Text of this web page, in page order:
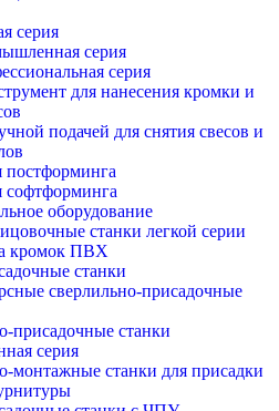
серия
серия
серия
для нанесения кромки и
подачей для снятия свесов и
постформинга
софтформинга
оборудование
станки легкой серии
кромок ПВХ
станки
сверлильно-присадочные
присадочные станки
серия
монтажные станки для присадки